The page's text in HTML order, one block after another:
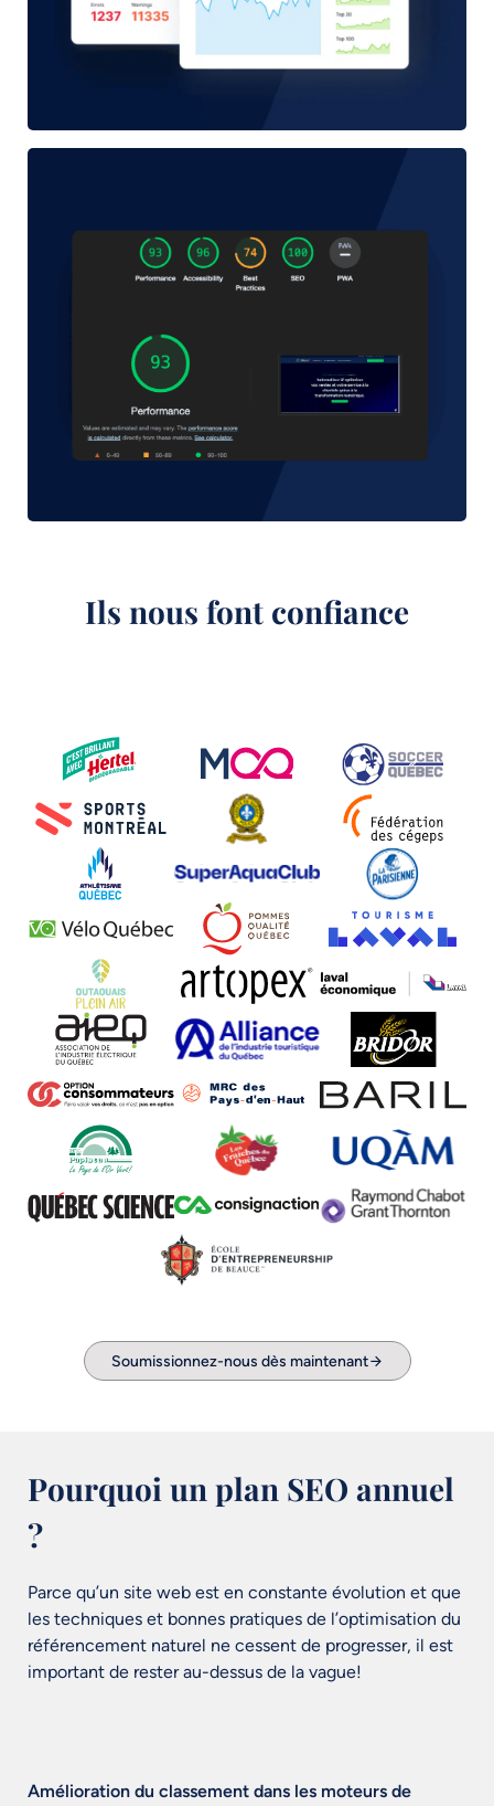
Image Optimisation et référencement naturel (SEO)
Ils nous font confiance
Soumissionnez-nous dès maintenant
Pourquoi un plan SEO annuel
?
Parce qu’un site web est en constante évolution et que
les techniques et bonnes pratiques de l’optimisation du
référencement naturel ne cessent de progresser, il est
important de rester au-dessus de la vague!
Amélioration du classement dans les moteurs de